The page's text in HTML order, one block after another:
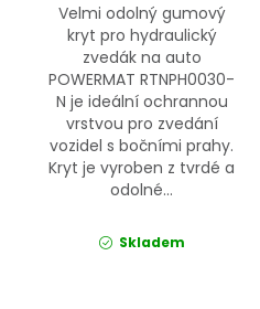
Velmi odolný gumový
kryt pro hydraulický
zvedák na auto
POWERMAT RTNPH0030-
N je ideální ochrannou
vrstvou pro zvedání
vozidel s bočními prahy.
Kryt je vyroben z tvrdé a
odolné...
Skladem